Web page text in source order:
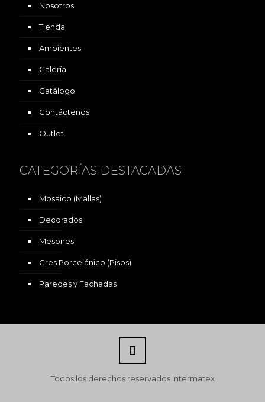
Nosotros
Tienda
Ambientes
Galería
Catálogo
Contáctenos
Outlet
CATEGORÍAS DESTACADAS
Mosaico (Mallas)
Decorados
Mesones
Gres Porcelánico (Pisos)
Paredes y Fachadas
Todos los derechos reservados Intermatex